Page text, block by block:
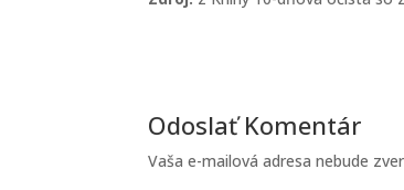
Odoslať Komentár
Vaša e-mailová adresa nebude